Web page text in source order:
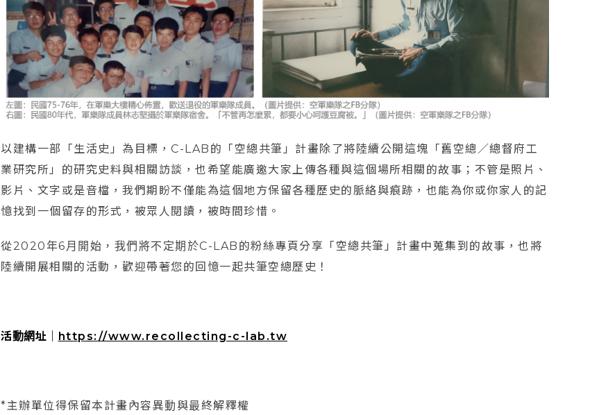
以建構一部「生活史」為目標，C-LAB的「空總共筆」計畫除了將陸續公開這塊「舊空總／總督府工
業研究所」的研究史料與相關訪談，也希望能廣邀大家上傳各種與這個場所相關的故事；不管是照片、
影片、文字或是音檔，我們期盼不僅能為這個地方保留各種歷史的脈絡與痕跡，也能為你或你家人的記
憶找到一個留存的形式，被眾人閱讀，被時間珍惜。
從2020年6月開始，我們將不定期於C-LAB的粉絲專頁分享「空總共筆」計畫中蒐集到的故事，也將
陸續開展相關的活動，歡迎帶著您的回憶一起共筆空總歷史！
活動網址｜ https://www.recollecting-c-lab.tw
*主辦單位得保留本計畫內容異動與最終解釋權